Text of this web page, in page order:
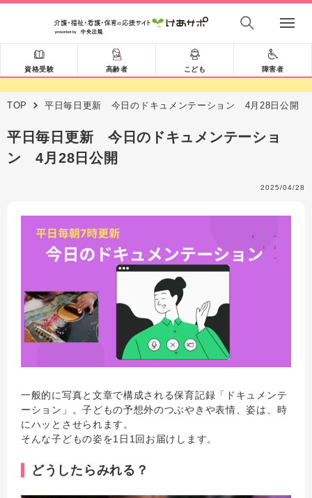
資格受験 高齢者 こども 障害者
TOP 平日毎日更新 今日のドキュメンテーション 4月28日公開
平日毎日更新 今日のドキュメンテーショ
ン 4月28日公開
2025/04/28
一般的に写真と文章で構成される保育記録「ドキュメンテ
ーション」。子どもの予想外のつぶやきや表情、姿は、時
にハッとさせられます。
そんな子どもの姿を1日1回お届けします。
どうしたらみれる？